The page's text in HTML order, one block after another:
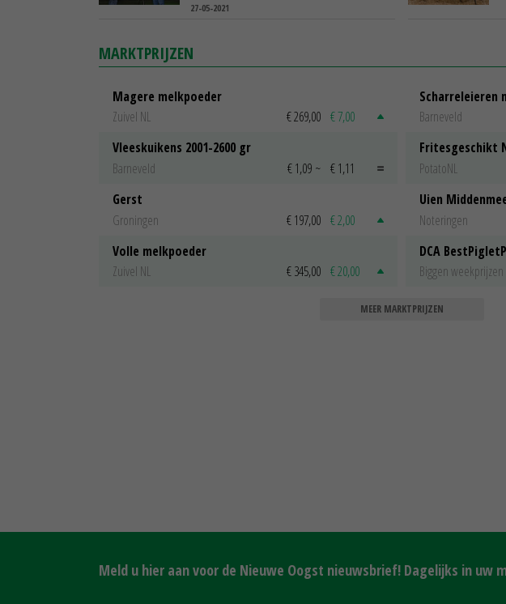
27-05-2021
MARKTPRIJZEN
Magere melkpoeder
Zuivel NL
€ 269,00 € 7,00
Vleeskuikens 2001-2600 gr
Barneveld
€ 1,09 ~ € 1,11
Gerst
Groningen
€ 197,00 € 2,00
Volle melkpoeder
Zuivel NL
€ 345,00 € 20,00
Scharreleieren
Barneveld
Fritesgeschikt
PotatoNL
Uien
Noteringen
DCA
Biggen weekprijzen
MEER MARKTPRIJZEN
Meld u hier aan voor de Nieuwe Oogst nieuwsbrief! Dagelijks in uw